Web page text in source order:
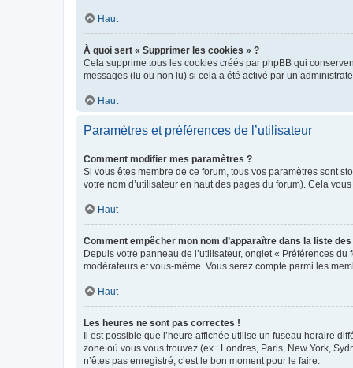
Haut
À quoi sert « Supprimer les cookies » ?
Cela supprime tous les cookies créés par phpBB qui
messages (lu ou non lu) si cela a été activé par un
Haut
Paramètres et préférences de l’utilisateur
Comment modifier mes paramètres ?
Si vous êtes membre de ce forum, tous vos paramètres sont
votre nom d’utilisateur en haut des pages du forum). Cela
Haut
Comment empêcher mon nom d’apparaître dans la liste
Depuis votre panneau de l’utilisateur, onglet « Préférences du
modérateurs et vous-même. Vous serez compté parmi les
Haut
Les heures ne sont pas correctes !
Il est possible que l’heure affichée utilise un fuseau horaire
zone où vous vous trouvez (ex : Londres, Paris, New York,
n’êtes pas enregistré, c’est le bon moment pour le faire.